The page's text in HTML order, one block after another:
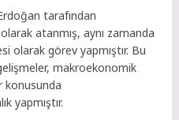
tarafından
atanmış, aynı zamanda
olarak görev yapmıştır. Bu
makroekonomik
konusunda
yapmıştır.